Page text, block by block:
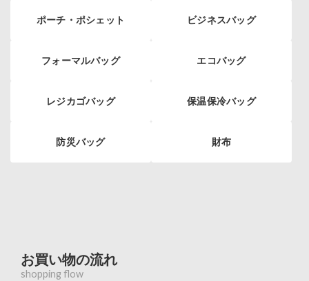
ポーチ・ポシェット ビジネスバッグ
フォーマルバッグ エコバッグ
レジカゴバッグ 保温保冷バッグ
防災バッグ 財布
お買い物の流れ
shopping flow